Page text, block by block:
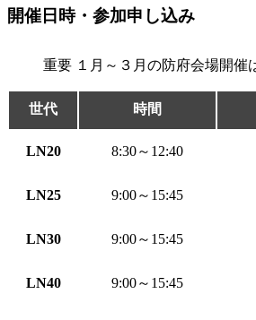
開催日時・参加申し込み
重要１月～３月の防府会場開催
世代 時間
LN20 8:30～12:40
LN25 9:00～15:45
LN30 9:00～15:45
LN40 9:00～15:45